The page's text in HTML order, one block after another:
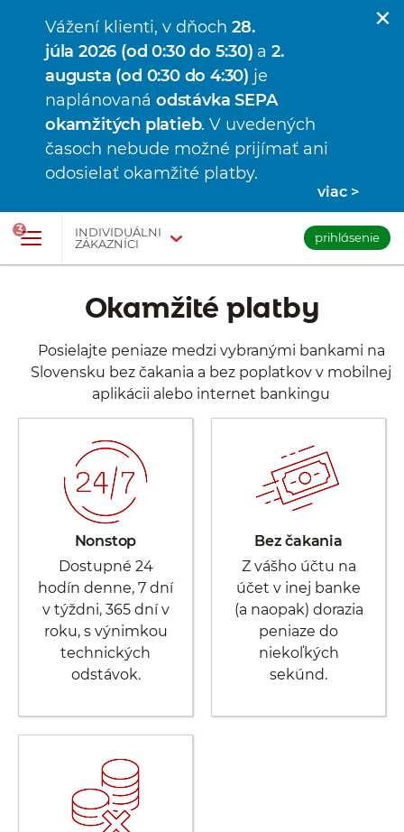
Vážení klienti, v dňoch 28.
júla 2026 (od 0:30 do 5:30) a 2.
augusta (od 0:30 do 4:30) je
naplánovaná odstávka SEPA
okamžitých platieb.V uvedených
časoch nebude možné prijímať ani
odosielať okamžité platby.
viac
INDIVIDUÁLNI
ZÁKAZNÍCI
3
prihlásenie
Okamžité platby
Posielajte peniaze medzi vybranými bankami na
Slovensku bez čakania a bez poplatkov v mobilnej
aplikácii alebo internet bankingu
Nonstop
Dostupné 24
hodín denne, 7 dní
v týždni, 365 dní v
roku, s výnimkou
technických
odstávok.
Bez čakania
Z vášho účtu na
účet v inej banke
(a naopak) dorazia
peniaze do
niekoľkých
sekúnd.